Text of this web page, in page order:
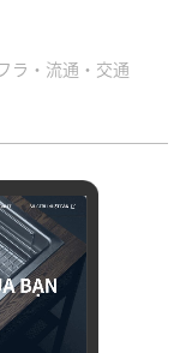
ラ・流通・交通